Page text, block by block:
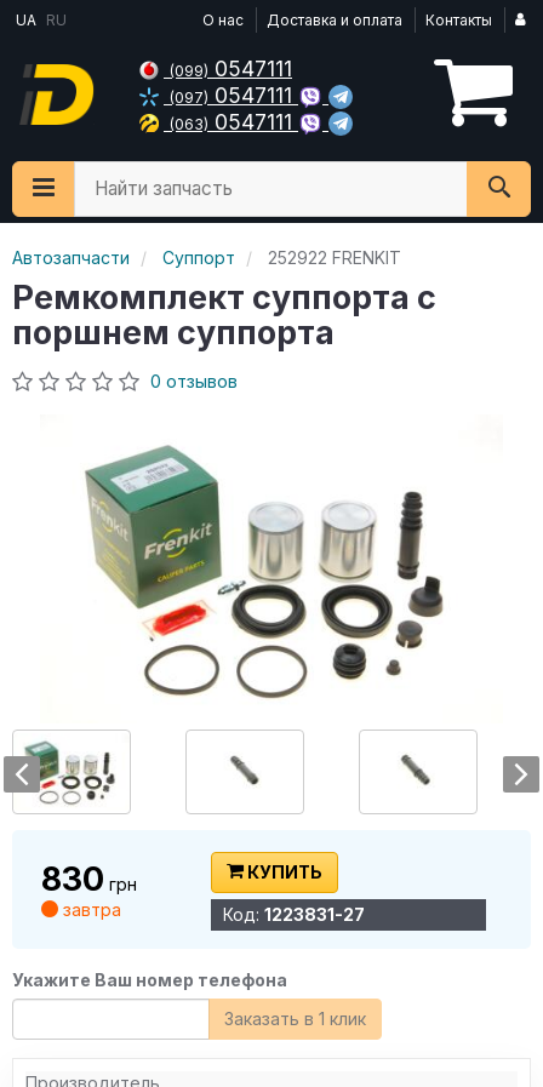
UA RU О нас Доставка и оплата Контакты
(099) 0547111
(097) 0547111
(063) 0547111
Найти запчасть
Автозапчасти Суппорт 252922 FRENKIT
Ремкомплект суппорта с
поршнем суппорта
0 отзывов
830 грн
завтра
КУПИТЬ
Код: 1223831-27
Укажите Ваш номер телефона
Заказать в 1 клик
Производитель